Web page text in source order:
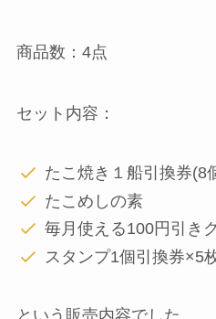
商品数：4点
セット内容：
たこ焼き１船引換券(8
たこめしの素
毎月使える100円引き
スタンプ1個引換券×5